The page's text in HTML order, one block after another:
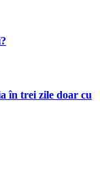
în trei zile doar cu